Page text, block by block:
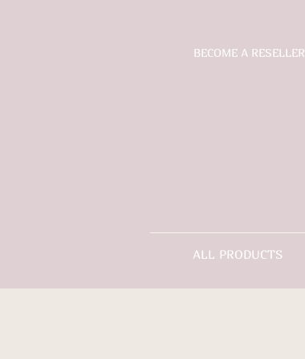
BECOME A RESELLER
ALL PRODUCTS